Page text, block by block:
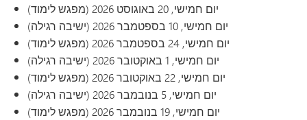
יום חמישי, 20 באוגוסט 2026 (מפגש לימוד)
יום חמישי, 10 בספטמבר 2026 (ישיבה רגילה)
יום חמישי, 24 בספטמבר 2026 (מפגש לימוד)
יום חמישי, 1 באוקטובר 2026 (ישיבה רגילה)
יום חמישי, 22 באוקטובר 2026 (מפגש לימוד)
יום חמישי, 5 בנובמבר 2026 (ישיבה רגילה)
יום חמישי, 19 בנובמבר 2026 (מפגש לימוד)